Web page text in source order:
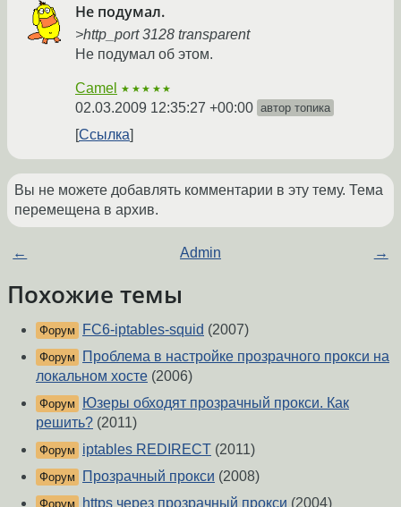
Не подумал.
>http_port 3128 transparent
Не подумал об этом.
Camel ★★★★★
02.03.2009 12:35:27 +00:00 автор топика
Ссылка
Вы не можете добавлять комментарии в эту тему. Тема
перемещена в архив.
← Admin →
Похожие темы
Форум FC6-iptables-squid (2007)
Форум
Проблема в настройке прозрачного прокси на
локальном хосте (2006)
Форум
Юзеры обходят прозрачный прокси. Как
решить? (2011)
Форум iptables REDIRECT (2011)
Форум Прозрачный прокси (2008)
Форум https через прозрачный прокси (2004)